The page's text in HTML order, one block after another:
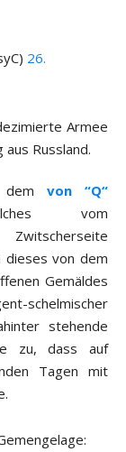
26.
Armee
Russland.
dem von “Q“
vom
von dem
Gemäldes
schelmischer
stehende
zu, dass auf
Tagen mit